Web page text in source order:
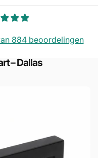
884 beoordelingen
– Dallas